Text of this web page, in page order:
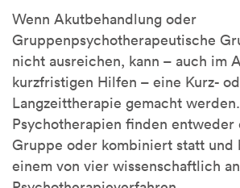
Wenn Akutbehandlung oder
Gruppenpsychotherapeutische
nicht ausreichen, kann – auch im
kurzfristigen Hilfen – eine Kurz-
Langzeittherapie gemacht
Psychotherapien finden entweder
Gruppe oder kombiniert statt und
einem von vier wissenschaftlich